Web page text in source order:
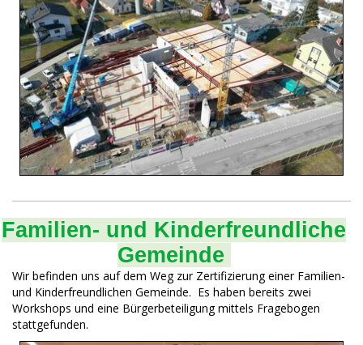
Familien- und Kinderfreundliche
Gemeinde
Wir befinden uns auf dem Weg zur Zertifizierung einer Familien-
und Kinderfreundlichen Gemeinde. Es haben bereits zwei
Workshops und eine Bürgerbeteiligung mittels Fragebogen
stattgefunden.